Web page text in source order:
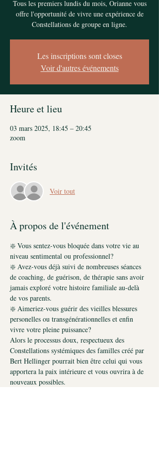
Tous les premiers lundis du mois, Orianne vous
offre l'opportunité de vivre une expérience de
Constellations de groupe en ligne.
Les inscriptions sont closes
Voir d'autres événements
Heure et lieu
03 mars 2025, 18:45 – 20:45
zoom
Invités
Voir tout
À propos de l'événement
❇️ Vous sentez-vous bloquée dans votre vie au
niveau sentimental ou professionnel?
❇️ Avez-vous déjà suivi de nombreuses séances
de coaching, de guérison, de thérapie sans avoir
jamais exploré votre histoire familiale au-delà
de vos parents.
❇️ Aimeriez-vous guérir des vieilles blessures
personelles ou transgénérationnelles et enfin
vivre votre pleine puissance?
Alors le processus doux, respectueux des
Constellations systémiques des familles créé par
Bert Hellinger pourrait bien être celui qui vous
apportera la paix intérieure et vous ouvrira à de
nouveaux possibles.